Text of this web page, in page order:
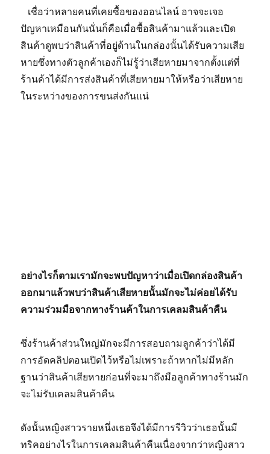
เชื่อว่าหลายคนที่เคยซื้อของออนไลน์ อาจจะเจอ
ปัญหาเหมือนกันนั่นก็คือเมื่อซื้อสินค้ามาแล้วและเปิด
สินค้าดูพบว่าสินค้าที่อยู่ด้านในกล่องนั้นได้รับความเสีย
หายซึ่งทางตัวลูกค้าเองก็ไม่รู้ว่าเสียหายมาจากตั้งแต่ที่
ร้านค้าได้มีการส่งสินค้าที่เสียหายมาให้หรือว่าเสียหาย
ในระหว่างของการขนส่งกันแน่
อย่างไรก็ตามเรามักจะพบปัญหาว่าเมื่อเปิดกล่องสินค้า
ออกมาแล้วพบว่าสินค้าเสียหายนั้นมักจะไม่ค่อยได้รับ
ความร่วมมือจากทางร้านค้าในการเคลมสินค้าคืน
ซึ่งร้านค้าส่วนใหญ่มักจะมีการสอบถามลูกค้าว่าได้มี
การอัดคลิปตอนเปิดไว้หรือไม่เพราะถ้าหากไม่มีหลัก
ฐานว่าสินค้าเสียหายก่อนที่จะมาถึงมือลูกค้าทางร้านมัก
จะไม่รับเคลมสินค้าคืน
ดังนั้นหญิงสาวรายหนึ่งเธอจึงได้มีการรีวิวว่าเธอนั้นมี
ทริคอย่างไรในการเคลมสินค้าคืนเนื่องจากว่าหญิงสาว